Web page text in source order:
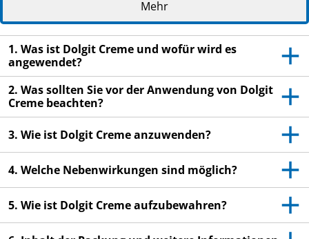
- Heben Sie die Packungsbeilage auf. Vielleicht
möchten Sie diese später nochmals lesen.
- Fragen Sie Ihren Apotheker, wenn Sie weitere
Informationen oder einen Rat benötigen.
- Wenn Sie Nebenwirkungen bemerken, wenden Sie
sich an Ihren Arzt oder Apotheker. Dies gilt auch für
Nebenwirkungen, die nicht in dieser Packungsbeilage
angegeben sind. Siehe Abschnitt 4.
- Wenn Sie sich nach 3 Tagen nicht besser oder gar
schlechter fühlen, wenden Sie sich an Ihren Arzt.
Mehr
1. Was ist Dolgit Creme und wofür wird es
angewendet?
2. Was sollten Sie vor der Anwendung von Dolgit
Creme beachten?
3. Wie ist Dolgit Creme anzuwenden?
4. Welche Nebenwirkungen sind möglich?
5. Wie ist Dolgit Creme aufzubewahren?